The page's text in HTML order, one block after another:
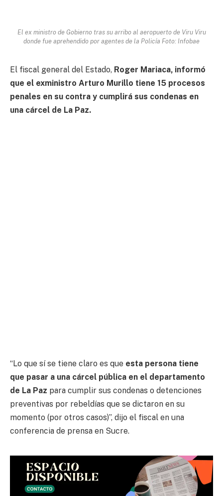
El ex ministro de Gobierno tras su arribo al aeropuerto de Viru Viru
donde fue aprehendido por agentes de la Policía Foto: Infobae
El fiscal general del Estado, Roger Mariaca, informó
que el exministro Arturo Murillo tiene 15 procesos
penales en su contra y cumplirá sus condenas en
una cárcel de La Paz.
“Lo que sí se tiene claro es que esta persona tiene
que pasar a una cárcel pública en el departamento
de La Paz para cumplir sus condenas o detenciones
preventivas por rebeldías que se dictaron en su
momento (por otros casos)”, dijo el fiscal en una
conferencia de prensa en Sucre.